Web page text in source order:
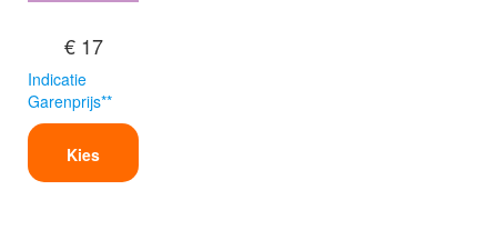
€ 17
Indicatie
Garenprijs**
Kies